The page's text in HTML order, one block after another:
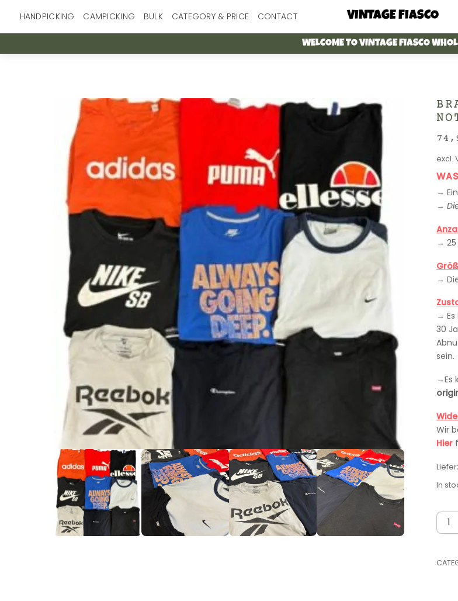
content
VINTAGE FIASCO
HANDPICKING CAMPICKING BULK CATEGORY & PRICE CONTACT
WELCOME TO VINTAGE FIASCO
excl.
→
→
→
→
→
30
sein.
→Es
Wir
Hier
In
T-